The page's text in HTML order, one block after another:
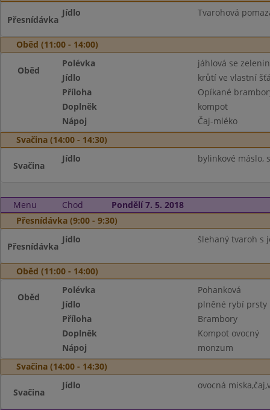
Přesnídávka
Jídlo Tvarohová
Oběd (11:00 - 14:00)
Oběd
Polévka
jáhlová se
Jídlo
krůtí ve vlastní
Příloha
Opíkané
Doplněk
kompot
Nápoj
Čaj-mléko
Svačina (14:00 - 14:30)
Svačina
Jídlo bylinkové máslo,
Menu Chod
Pondělí 7. 5. 2018
Přesnídávka (9:00 - 9:30)
Přesnídávka
Jídlo šlehaný tvaroh s
Oběd (11:00 - 14:00)
Oběd
Polévka
Pohanková
Jídlo
plněné rybí prsty
Příloha
Brambory
Doplněk
Kompot ovocný
Nápoj
monzum
Svačina (14:00 - 14:30)
Svačina
Jídlo ovocná